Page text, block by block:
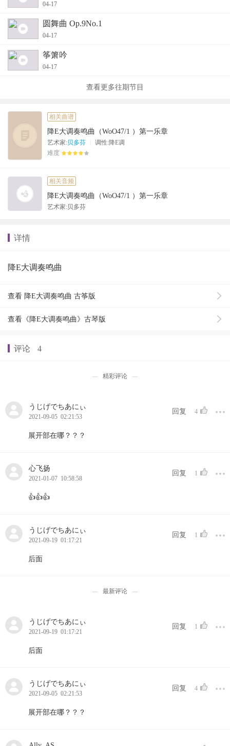
04-17
圆舞曲 Op.9No.1
04-17
筝箫吟
04-17
查看更多往期节目
相关曲谱
降E大调奏鸣曲（WoO47/1 ）第一乐章
艺术家:贝多芬
调性:降E调
难度
相关音频
降E大调奏鸣曲（WoO47/1 ）第一乐章
艺术家:贝多芬
详情
降E大调奏鸣曲
查看 降E大调奏鸣曲 古筝版
查看《降E大调奏鸣曲》古琴版
评论 4
精彩评论
うじげでちあにぃ
2021-09-05 02:21:53
回复 4
展开部在哪？？？
心飞扬
2021-01-07 10:58:58
回复 1
👍👍👍
うじげでちあにぃ
2021-09-19 01:17:21
回复 1
后面
最新评论
うじげでちあにぃ
2021-09-19 01:17:21
回复 1
后面
うじげでちあにぃ
2021-09-05 02:21:53
回复 4
展开部在哪？？？